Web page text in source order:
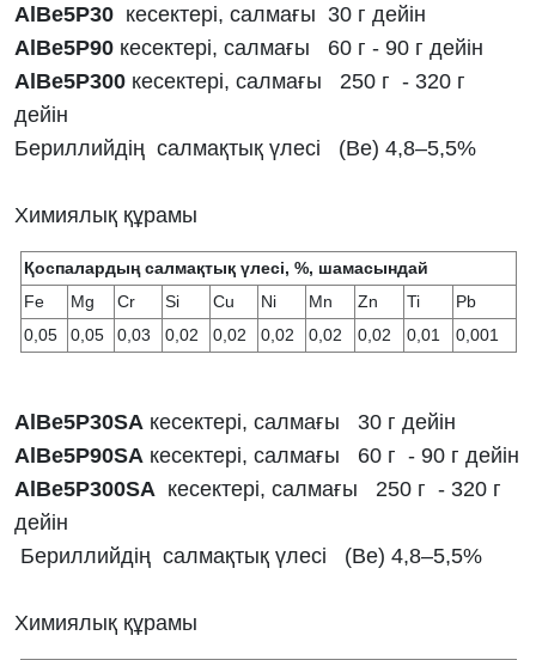
AlBe5Р30 кесектері, салмағы 30 г дейін
AlBe5Р90 кесектері, салмағы 60 г - 90 г дейін
AlBe5Р300 кесектері, салмағы 250 г - 320 г
дейін
Бериллийдің салмақтық үлесі (Ве) 4,8–5,5%
Химиялық құрамы
Қоспалардың салмақтық үлесі, %, шамасындай
Fe
Mg Cr Si Cu Ni Mn Zn Ti
Pb
0,05
0,05 0,03 0,02 0,02 0,02 0,02 0,02 0,01 0,001
AlBe5Р30SA кесектері, салмағы 30 г дейін
AlBe5Р90SA кесектері, салмағы 60 г - 90 г дейін
AlBe5Р300SA кесектері, салмағы 250 г - 320 г
дейін
Бериллийдің салмақтық үлесі (Ве) 4,8–5,5%
Химиялық құрамы